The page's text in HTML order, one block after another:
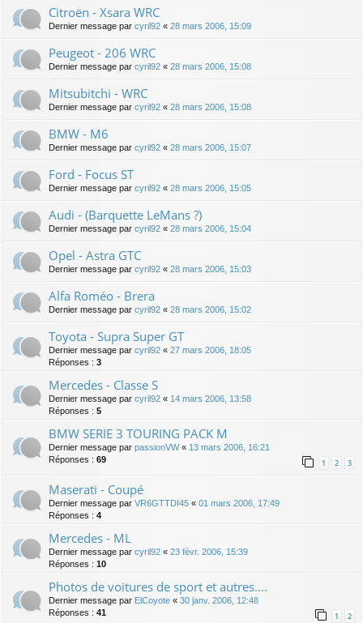
Citroën - Xsara WRC
Dernier message par cyril92 « 28 mars 2006, 15:09
Peugeot - 206 WRC
Dernier message par cyril92 « 28 mars 2006, 15:08
Mitsubitchi - WRC
Dernier message par cyril92 « 28 mars 2006, 15:08
BMW - M6
Dernier message par cyril92 « 28 mars 2006, 15:07
Ford - Focus ST
Dernier message par cyril92 « 28 mars 2006, 15:05
Audi - (Barquette LeMans ?)
Dernier message par cyril92 « 28 mars 2006, 15:04
Opel - Astra GTC
Dernier message par cyril92 « 28 mars 2006, 15:03
Alfa Roméo - Brera
Dernier message par cyril92 « 28 mars 2006, 15:02
Toyota - Supra Super GT
Dernier message par cyril92 « 27 mars 2006, 18:05
Réponses : 3
Mercedes - Classe S
Dernier message par cyril92 « 14 mars 2006, 13:58
Réponses : 5
BMW SERIE 3 TOURING PACK M
Dernier message par passionVW« 13 mars 2006, 16:21
Réponses : 69 1 2 3
Maserati - Coupé
Dernier message par VR6GTTDI45 « 01 mars 2006, 17:49
Réponses : 4
Mercedes - ML
Dernier message par cyril92 « 23 févr. 2006, 15:39
Réponses : 10
Photos de voitures de sport et autres....
Dernier message par ElCoyote « 30 janv. 2006, 12:48
Réponses : 41 1 2